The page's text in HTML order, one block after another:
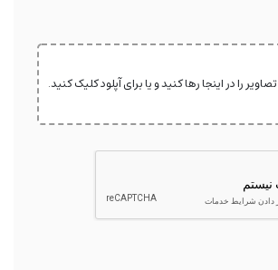
تصاویر را در اینجا رها کنید و یا برای آپلود کلیک کنید.